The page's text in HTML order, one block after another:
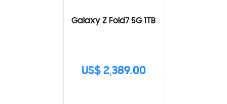
Galaxy Z Fold7 5G 1TB
US$ 2,389.00